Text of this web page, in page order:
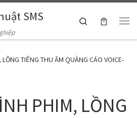
SMS
Search
TIẾNG THU ÂM QUẢNG CÁO VOICE-
PHIM, LỒNG